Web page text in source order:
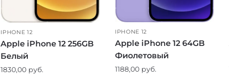
IPHONE 12
Apple iPhone 12 256GB
Белый
1830,00 руб.
IPHONE 12
Apple iPhone 12 64GB
Фиолетовый
1188,00 руб.